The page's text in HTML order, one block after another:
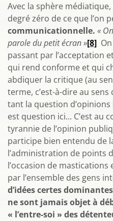
Avec la sphère
degré zéro de ce que l’on
communicationnelle. «
parole du petit écran »[8]
passant par l’acceptation
qui rend conforme et qui
abdiquer la critique (au
terme, c’est-à-dire au sens
tant la question
est question ici... C’est au
tyrannie de l’opinion
participe bien entendu de
l’administration de points
l’occasion de
par l’ensemble des gens
d’idées certes
ne sont jamais objet à
« l’entre-soi » des